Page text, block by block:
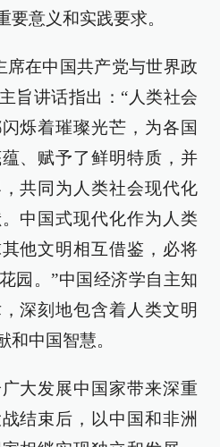
要意义和实践要求。
席在中国共产党与世界政
旨讲话指出：“人类社会
烁着璀璨光芒，为各国
、赋予了鲜明特质，并
共同为人类社会现代化
中国式现代化作为人类
他文明相互借鉴，必将
园。”中国经济学自主知
深刻地包含着人类文明
和中国智慧。
大发展中国家带来深重
结束后，以中国和非洲